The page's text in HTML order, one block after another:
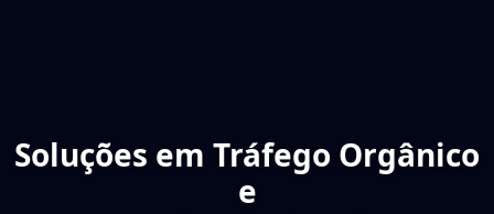
Soluções em Tráfego Orgânico
e